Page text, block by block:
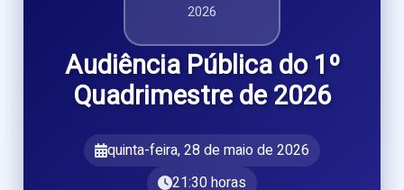
2026
Audiência Pública do 1º
Quadrimestre de 2026
quinta-feira, 28 de maio de 2026
21:30 horas